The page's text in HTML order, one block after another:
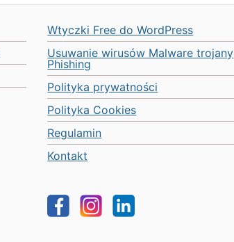
Wtyczki Free do WordPress
Usuwanie wirusów Malware trojany
Phishing
Polityka prywatności
Polityka Cookies
Regulamin
Kontakt